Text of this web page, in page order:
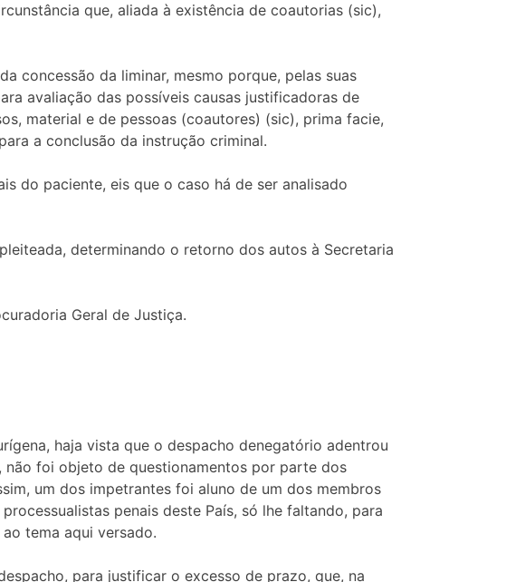
que, aliada à existência de coautorias (sic),
concessão da liminar, mesmo porque, pelas suas
avaliação das possíveis causas justificadoras de
material e de pessoas (coautores) (sic), prima facie,
a conclusão da instrução criminal.
do paciente, eis que o caso há de ser analisado
determinando o retorno dos autos à Secretaria
Geral de Justiça.
haja vista que o despacho denegatório adentrou
não foi objeto de questionamentos por parte dos
um dos impetrantes foi aluno de um dos membros
penais deste País, só lhe faltando, para
tema aqui versado.
para justificar o excesso de prazo, que, na